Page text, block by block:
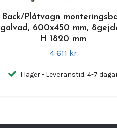
Back/Plåtvagn
galvad, 600x450 mm,
H 1820 mm
4 611 kr
I lager - Leveranstid: 4-7